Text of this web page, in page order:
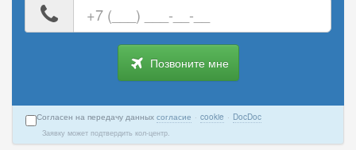
номер
телефона
Позвоните мне
Согласен на передачу данных согласие · cookie · DocDoc
Заявку может подтвердить кол-центр.